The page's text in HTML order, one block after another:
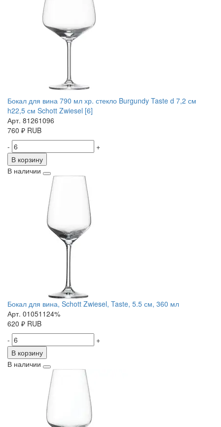
Бокал для вина 790 мл хр. стекло Burgundy Taste d 7,2 см
h22,5 см Schott Zwiesel [6]
Арт. 81261096
760 ₽ RUB
-
+
В корзину
В наличии
Бокал для вина, Schott Zwiesel, Taste, 5.5 см, 360 мл
Арт. 01051124%
620 ₽ RUB
-
+
В корзину
В наличии